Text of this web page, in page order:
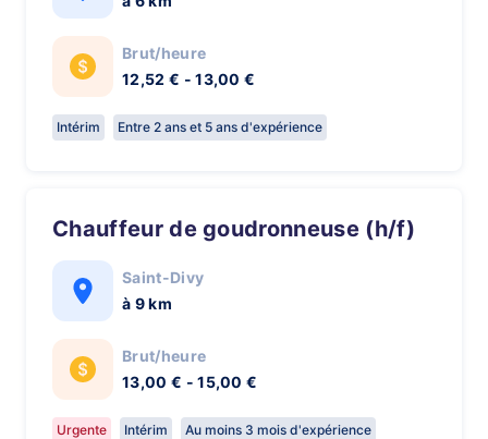
Brut/heure
12,52 € - 13,00 €
Intérim Entre 2 ans et 5 ans d'expérience
Chauffeur de goudronneuse (h/f)
Saint-Divy
à 9 km
Brut/heure
13,00 € - 15,00 €
Urgente Intérim Au moins 3 mois d'expérience